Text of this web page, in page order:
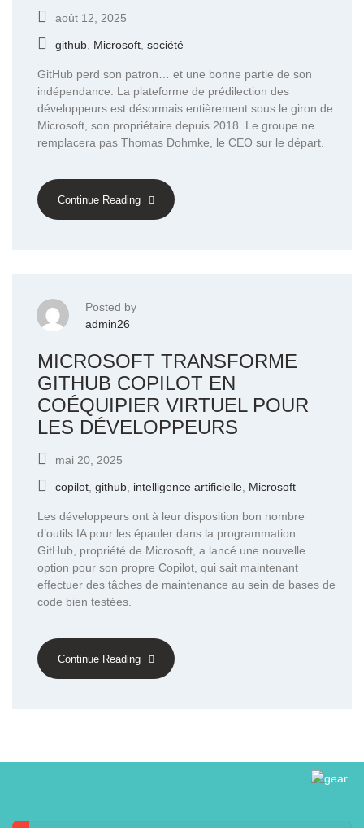
août 12, 2025
github Microsoft société
GitHub perd son patron… et une bonne partie de son
indépendance. La plateforme de prédilection des
développeurs est désormais entièrement sous le giron de
Microsoft, son propriétaire depuis 2018. Le groupe ne
remplacera pas Thomas Dohmke, le CEO sur le départ.
Continue Reading
Posted by
admin26
MICROSOFT TRANSFORME
GITHUB COPILOT EN
COÉQUIPIER VIRTUEL POUR
LES DÉVELOPPEURS
mai 20, 2025
copilot github intelligence artificielle Microsoft
Les développeurs ont à leur disposition bon nombre
d’outils IA pour les épauler dans la programmation.
GitHub, propriété de Microsoft, a lancé une nouvelle
option pour son propre Copilot, qui sait maintenant
effectuer des tâches de maintenance au sein de bases de
code bien testées.
Continue Reading